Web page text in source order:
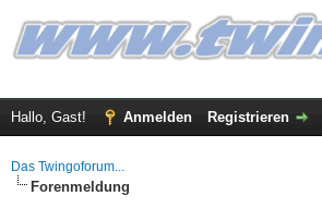
Hallo, Gast! Anmelden Registrieren
Das Twingoforum...
Forenmeldung